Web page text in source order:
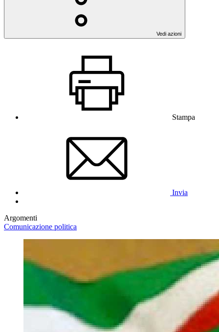
Vedi azioni
Stampa
Invia
Argomenti
Comunicazione politica